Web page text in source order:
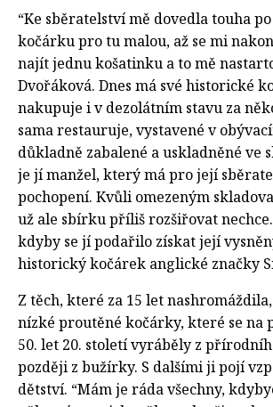
“Ke sběratelství mě dovedla touha
kočárku pro tu malou, až se mi
najít jednu košatinku a to mě
Dvořáková. Dnes má své historické
nakupuje i v dezolátním stavu za
sama restauruje, vystavené v
důkladně zabalené a uskladněné ve
je jí manžel, který má pro její
pochopení. Kvůli omezeným
už ale sbírku příliš rozšiřovat
kdyby se jí podařilo získat její
historický kočárek anglické značky
Z těch, které za 15 let
nízké proutěné kočárky, které se na
50. let 20. století vyráběly z
později z bužírky. S dalšími ji pojí
dětství. “Mám je ráda všechny,